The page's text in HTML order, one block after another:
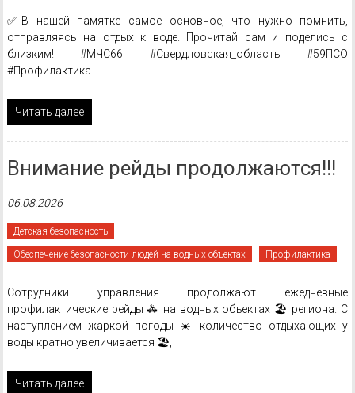
✅В нашей памятке самое основное, что нужно помнить,
отправляясь на отдых к воде. Прочитай сам и поделись с
близким! #МЧС66 #Свердловская_область #59ПСО
#Профилактика
Читать далее
Внимание рейды продолжаются!!!
06.08.2026
Детская безопасность
Обеспечение безопасности людей на водных объектах Профилактика
Сотрудники управления продолжают ежедневные
профилактические рейды 🚓 на водных объектах 🏖️ региона. С
наступлением жаркой погоды ☀️ количество отдыхающих у
воды кратно увеличивается 🏖️,
Читать далее